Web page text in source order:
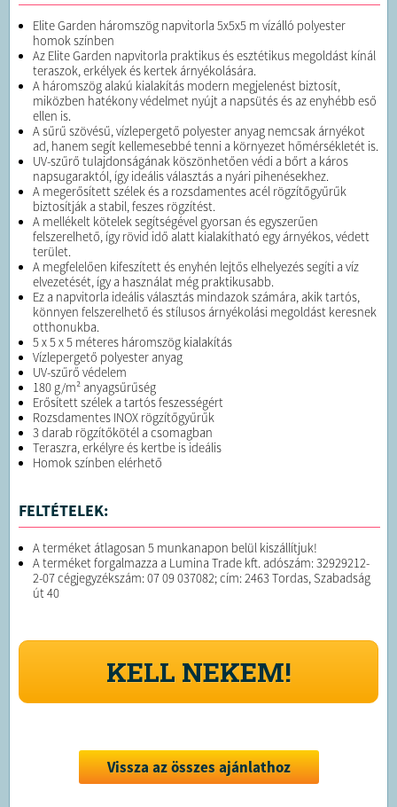
Elite Garden háromszög napvitorla 5x5x5 m vízálló polyester
homok színben
Az Elite Garden napvitorla praktikus és esztétikus megoldást kínál
teraszok, erkélyek és kertek árnyékolására.
A háromszög alakú kialakítás modern megjelenést biztosít,
miközben hatékony védelmet nyújt a napsütés és az enyhébb eső
ellen is.
A sűrű szövésű, vízlepergető polyester anyag nemcsak árnyékot
ad, hanem segít kellemesebbé tenni a környezet hőmérsékletét is.
UV-szűrő tulajdonságának köszönhetően védi a bőrt a káros
napsugaraktól, így ideális választás a nyári pihenésekhez.
A megerősített szélek és a rozsdamentes acél rögzítőgyűrűk
biztosítják a stabil, feszes rögzítést.
A mellékelt kötelek segítségével gyorsan és egyszerűen
felszerelhető, így rövid idő alatt kialakítható egy árnyékos, védett
terület.
A megfelelően kifeszített és enyhén lejtős elhelyezés segíti a víz
elvezetését, így a használat még praktikusabb.
Ez a napvitorla ideális választás mindazok számára, akik tartós,
könnyen felszerelhető és stílusos árnyékolási megoldást keresnek
otthonukba.
5 x 5 x 5 méteres háromszög kialakítás
Vízlepergető polyester anyag
UV-szűrő védelem
180 g/m² anyagsűrűség
Erősített szélek a tartós feszességért
Rozsdamentes INOX rögzítőgyűrűk
3 darab rögzítőkötél a csomagban
Teraszra, erkélyre és kertbe is ideális
Homok színben elérhető
FELTÉTELEK:
A terméket átlagosan 5 munkanapon belül kiszállítjuk!
A terméket forgalmazza a Lumina Trade kft. adószám: 32929212-
2-07 cégjegyzékszám: 07 09 037082; cím: 2463 Tordas, Szabadság
út 40
KELL NEKEM!
Vissza az összes ajánlathoz